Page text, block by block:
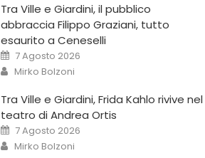
Tra Ville e Giardini, il pubblico
abbraccia Filippo Graziani, tutto
esaurito a Ceneselli
7 Agosto 2026
Mirko Bolzoni
Tra Ville e Giardini, Frida Kahlo rivive nel
teatro di Andrea Ortis
7 Agosto 2026
Mirko Bolzoni